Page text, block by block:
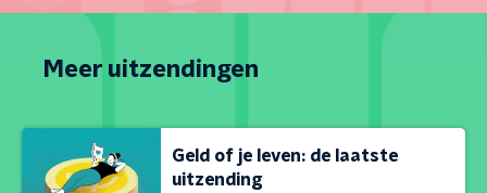
Meer uitzendingen
Geld of je leven: de laatste
uitzending